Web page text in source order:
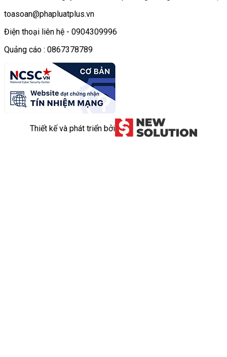
toasoan@phapluatplus.vn
Điện thoại liên hệ - 0904309996
Quảng cáo : 0867378789
Thiết kế và phát triển bởi